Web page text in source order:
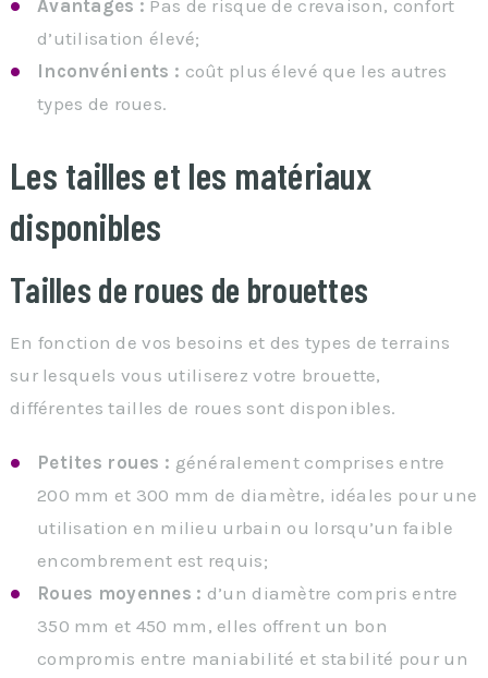
Avantages : Pas de risque de crevaison, confort
d’utilisation élevé;
Inconvénients : coût plus élevé que les autres
types de roues.
Les tailles et les matériaux
disponibles
Tailles de roues de brouettes
En fonction de vos besoins et des types de terrains
sur lesquels vous utiliserez votre brouette,
différentes tailles de roues sont disponibles.
Petites roues : généralement comprises entre
200 mm et 300 mm de diamètre, idéales pour une
utilisation en milieu urbain ou lorsqu’un faible
encombrement est requis;
Roues moyennes : d’un diamètre compris entre
350 mm et 450 mm, elles offrent un bon
compromis entre maniabilité et stabilité pour un